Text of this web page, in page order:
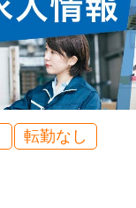
転勤なし